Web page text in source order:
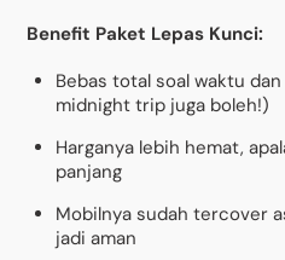
Benefit Paket Lepas Kunci:
Bebas total soal waktu
midnight trip juga boleh!)
Harganya lebih hemat,
panjang
Mobilnya sudah tercover
jadi aman